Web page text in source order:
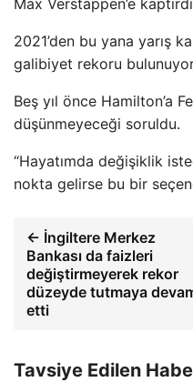
Max Verstappen’e
2021’den bu yana yarış
galibiyet rekoru
Beş yıl önce Hamilton’a
düşünmeyeceği soruldu.
“Hayatımda değişiklik
nokta gelirse bu bir
← İngiltere Merkez
Bankası da faizleri
değiştirmeyerek rekor
düzeyde tutmaya
etti
Tavsiye Edilen